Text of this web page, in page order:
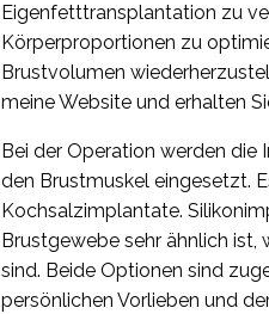
Eigenfetttransplantation zu
Körperproportionen zu
Brustvolumen
meine Website und erhalten
Bei der Operation werden
den Brustmuskel eingesetzt.
Kochsalzimplantate.
Brustgewebe sehr ähnlich
sind. Beide Optionen sind
persönlichen Vorlieben und